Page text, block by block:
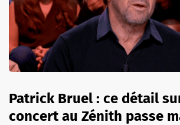
Patrick Bruel : ce détail
concert au Zénith passe